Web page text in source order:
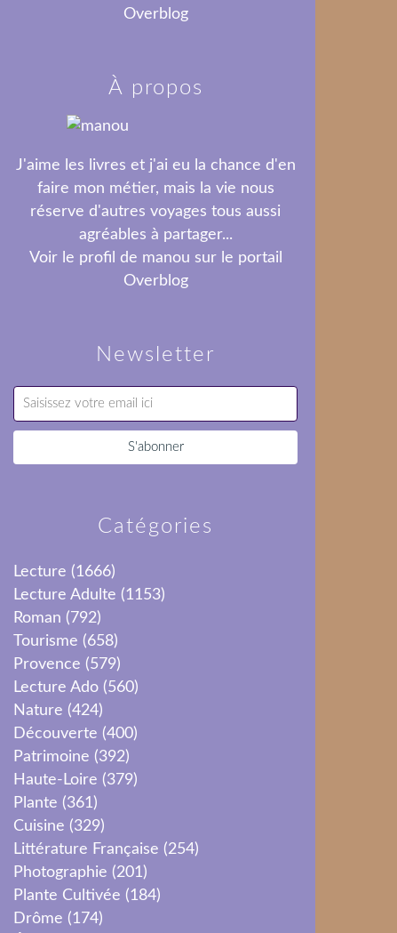
Newsletter
Catégories
Lecture (1666)
Lecture Adulte (1153)
Roman (792)
Tourisme (658)
Provence (579)
Lecture Ado (560)
Nature (424)
Découverte (400)
Patrimoine (392)
Haute-Loire (379)
Plante (361)
Cuisine (329)
Littérature Française (254)
Photographie (201)
Plante Cultivée (184)
Drôme (174)
Overblog
À propos
J'aime les livres et j'ai eu la chance d'en
faire mon métier, mais la vie nous
réserve d'autres voyages tous aussi
agréables à partager...
Voir le profil de manou sur le portail
Overblog